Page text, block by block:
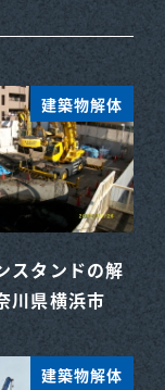
建築物解体
スタンドの解
川県横浜市
建築物解体